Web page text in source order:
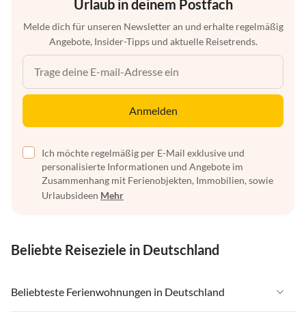
Urlaub in deinem Postfach
Melde dich für unseren Newsletter an und erhalte regelmäßig
Angebote, Insider-Tipps und aktuelle Reisetrends.
Anmelden
Ich möchte regelmäßig per E-Mail exklusive und
personalisierte Informationen und Angebote im
Zusammenhang mit Ferienobjekten, Immobilien, sowie
Urlaubsideen Mehr
Beliebte Reiseziele in Deutschland
Beliebteste Ferienwohnungen in Deutschland